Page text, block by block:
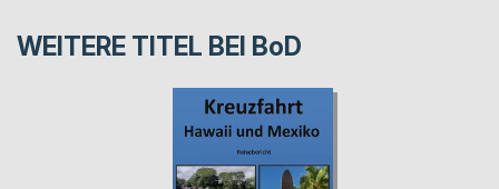
WEITERE TITEL BEI BoD